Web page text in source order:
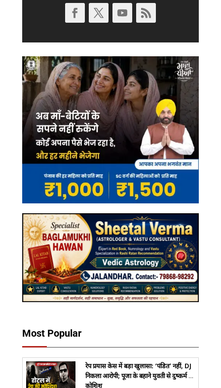
Most Popular
रेप प्रयास केस में बड़ा खुलासा: ‘पंडित’ नहीं, DJ
निकला आरोपी; पूजा के बहाने युवती से दुष्कर्म की
कोशिश